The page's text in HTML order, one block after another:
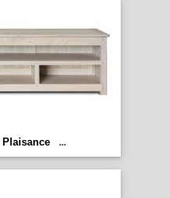
Plaisance ...